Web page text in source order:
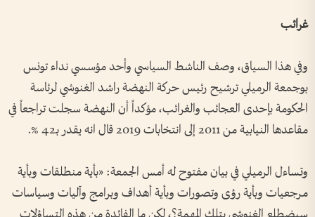
غرائب
وفي هذا السياق، وصف الناشط السياسي وأحد مؤسسي نداء تونس
بوجمعة الرميلي ترشيح رئيس حركة النهضة راشد الغنوشي لرئاسة
الحكومة بإحدى العجائب والغرائب، مؤكداً أن النهضة سجلت تراجعاً في
مقاعدها النيابية من 2011 إلى انتخابات 2019 قال انه يقدر بـ42 %.
وتساءل الرميلي في بيان مفتوح له أمس الجمعة: «بأية منطلقات وبأية
مرجعيات وبأية رؤى وتصورات وبأية أهداف وبرامج وآليات وسياسات